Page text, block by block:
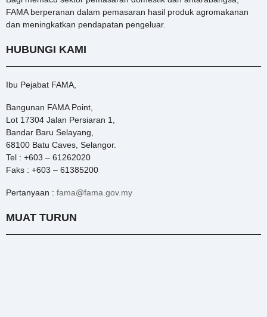
FAMA berperanan dalam pemasaran hasil produk agromakanan
dan meningkatkan pendapatan pengeluar.
HUBUNGI KAMI
Ibu Pejabat FAMA,
Bangunan FAMA Point,
Lot 17304 Jalan Persiaran 1,
Bandar Baru Selayang,
68100 Batu Caves, Selangor.
Tel : +603 – 61262020
Faks : +603 – 61385200
Pertanyaan : fama@fama.gov.my
MUAT TURUN